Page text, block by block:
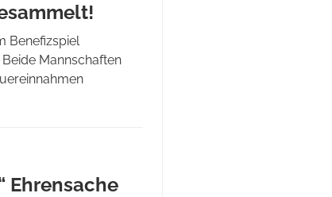
Benefizspiel
Mannschaften
Ehrensache